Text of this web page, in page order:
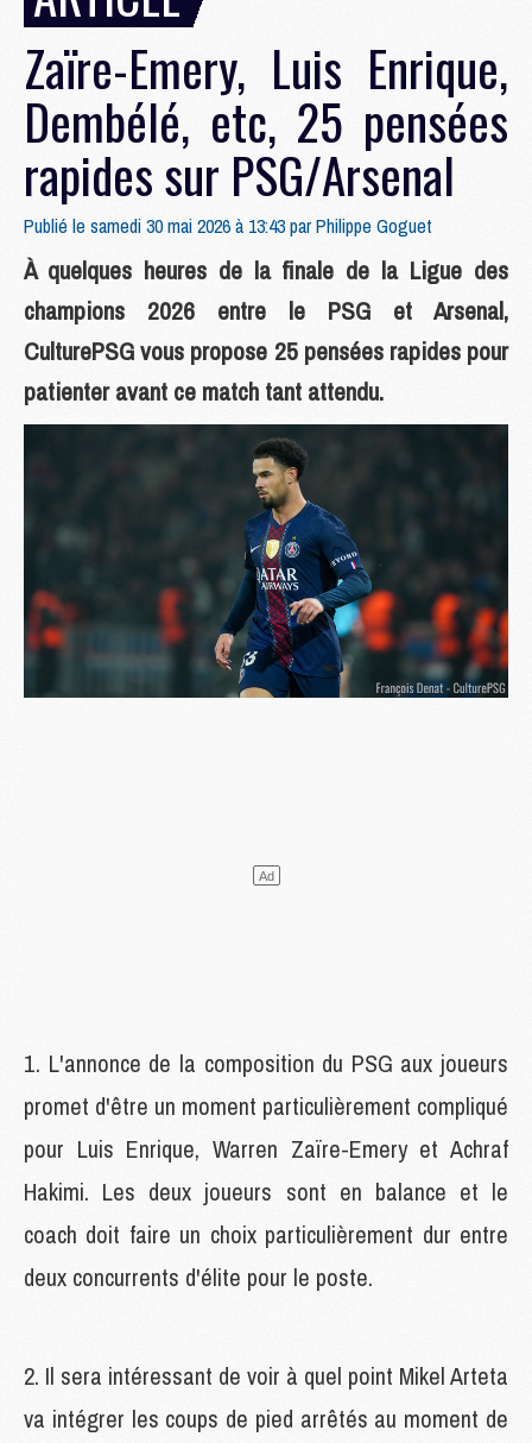
Zaïre-Emery, Luis Enrique,
Dembélé, etc, 25 pensées
rapides sur PSG/Arsenal
Publié le samedi 30 mai 2026 à 13:43 parPhilippe Goguet
À quelques heures de la finale de la Ligue des
champions 2026 entre le PSG et Arsenal,
CulturePSG vous propose 25 pensées rapides pour
patienter avant ce match tant attendu.
L'annonce de la composition du PSG aux joueurs
promet d'être un moment particulièrement compliqué
pour Luis Enrique, Warren Zaïre-Emery et Achraf
Hakimi. Les deux joueurs sont en balance et le
coach doit faire un choix particulièrement dur entre
deux concurrents d'élite pour le poste.
2. Il sera intéressant de voir à quel point Mikel Arteta
va intégrer les coups de pied arrêtés au moment de